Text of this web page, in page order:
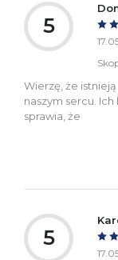
5
Wierzę, że
naszym sercu. Ich
sprawia, że
5